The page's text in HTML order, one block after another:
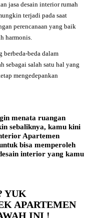
jasa desain interior rumah
terjadi pada saat
perencanaan yang baik
harmonis.
beda dalam
sebagai salah satu hal yang
mengedepankan
menata ruangan
sebaliknya, kamu kini
Apartemen
bisa memperoleh
interior yang kamu
YUK
APARTEMEN
INI !